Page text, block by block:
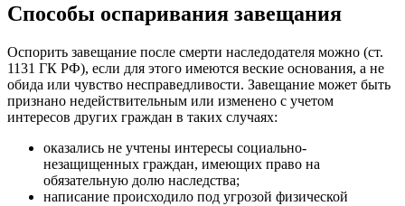
Способы оспаривания завещания
Оспорить завещание после смерти наследодателя можно (ст.
1131 ГК РФ), если для этого имеются веские основания, а не
обида или чувство несправедливости. Завещание может быть
признано недействительным или изменено с учетом
интересов других граждан в таких случаях:
оказались не учтены интересы социально-
незащищенных граждан, имеющих право на
обязательную долю наследства;
написание происходило под угрозой физической